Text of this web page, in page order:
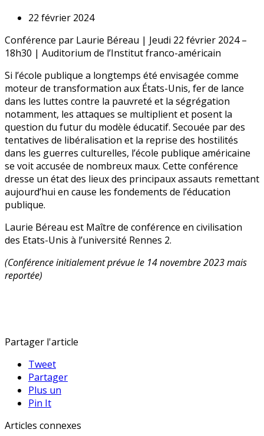
22 février 2024
Conférence par Laurie Béreau | Jeudi 22 février 2024 –
18h30 | Auditorium de l’Institut franco-américain
Si l’école publique a longtemps été envisagée comme
moteur de transformation aux États-Unis, fer de lance
dans les luttes contre la pauvreté et la ségrégation
notamment, les attaques se multiplient et posent la
question du futur du modèle éducatif. Secouée par des
tentatives de libéralisation et la reprise des hostilités
dans les guerres culturelles, l’école publique américaine
se voit accusée de nombreux maux. Cette conférence
dresse un état des lieux des principaux assauts remettant
aujourd’hui en cause les fondements de l’éducation
publique.
Laurie Béreau est Maître de conférence en civilisation
des Etats-Unis à l’université Rennes 2.
(Conférence initialement prévue le 14 novembre 2023 mais
reportée)
Partager l'article
Tweet
Partager
Plus un
Pin It
Articles connexes